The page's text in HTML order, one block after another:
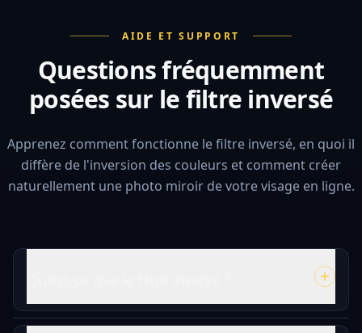
AIDE ET SUPPORT
Questions fréquemment
posées sur le filtre inversé
Apprenez comment fonctionne le filtre inversé, en quoi il
diffère de l'inversion des couleurs et comment créer
naturellement une photo miroir de votre visage en ligne.